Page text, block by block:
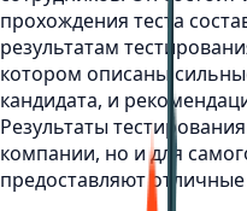
прохождения теста
результатам
котором описаны
кандидата, и
Результаты
компании, но и для
предоставляют